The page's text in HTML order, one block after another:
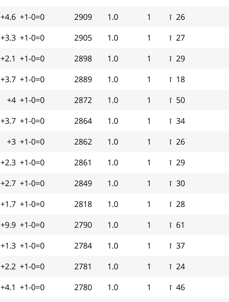
26 ז 1
1.0
2909
+1-0=0
+4.6
27 ז 1
1.0
2905
+1-0=0
+3.3
29 ז 1
1.0
2898
+1-0=0
+2.1
18 ז 1
1.0
2889
+1-0=0
+3.7
50 ז 1
1.0
2872
+1-0=0
+4
34 ז 1
1.0
2864
+1-0=0
+3.7
26 ז 1
1.0
2862
+1-0=0
+3
29 ז 1
1.0
2861
+1-0=0
+2.3
30 ז 1
1.0
2849
+1-0=0
+2.7
28 ז 1
1.0
2818
+1-0=0
+1.7
61 ז 1
1.0
2790
+1-0=0
+9.9
37 ז 1
1.0
2784
+1-0=0
+1.3
24 ז 1
1.0
2781
+1-0=0
+2.2
46 ז 1
1.0
2780
+1-0=0
+4.1